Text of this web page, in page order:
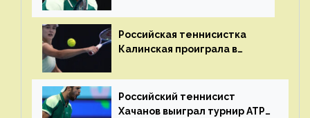
Российская теннисистка
Калинская проиграла в
Российский теннисист
Хачанов выиграл турнир ATP